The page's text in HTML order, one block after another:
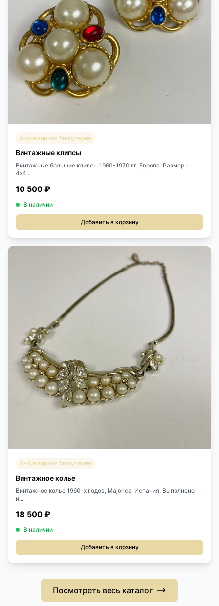
Антикварная бижутерия
Винтажные клипсы
Винтажные большие клипсы 1960-1970 гг, Европа. Размер -
4х4...
10 500 ₽
В наличии
Добавить в корзину
Антикварная бижутерия
Винтажное колье
Винтажное колье 1960-х годов, Majorica, Испания. Выполнено
и...
18 500 ₽
В наличии
Добавить в корзину
Посмотреть весь каталог